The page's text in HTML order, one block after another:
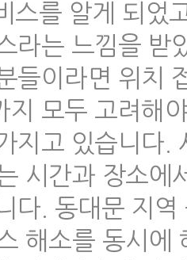
스를 알게 되었
라는 느낌을 받
들이라면 위치
지 모두 고려해
지고 있습니다.
시간과 장소에
다. 동대문 지
해소를 동시에